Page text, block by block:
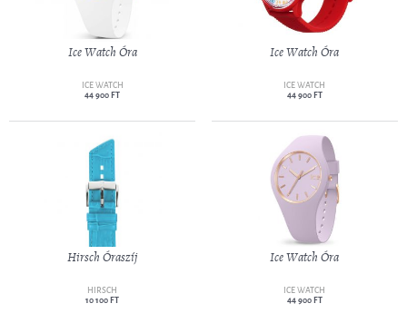
Ice Watch Óra
ICE WATCH
44 900 FT
Ice Watch Óra
ICE WATCH
44 900 FT
Hirsch Óraszíj
HIRSCH
10 100 FT
Ice Watch Óra
ICE WATCH
44 900 FT